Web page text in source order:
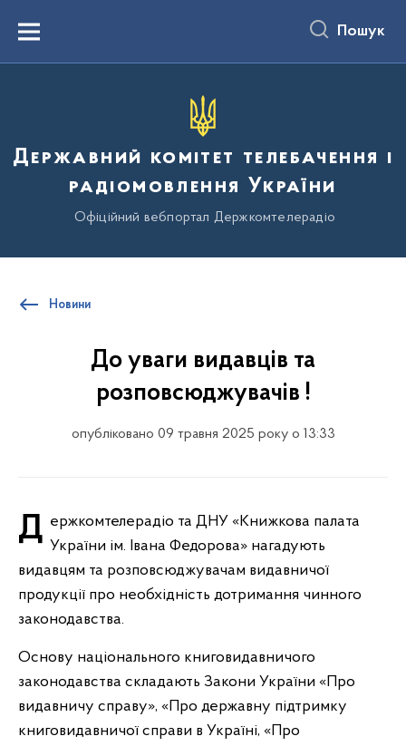
вмістуMenu Пошук
Державний комітет телебачення і
радіомовлення України
Офіційний вебпортал Держкомтелерадіо
Новини
До уваги видавців та
розповсюджувачів !
опубліковано 09 травня 2025 року о 13:33
Держкомтелерадіо та ДНУ «Книжкова палата України ім. Івана Федорова» нагадують
видавцям та розповсюджувачам видавничої
продукції про необхідність дотримання чинного
законодавства.
Основу національного книговидавничого
законодавства складають Закони України «Про
видавничу справу», «Про державну підтримку
книговидавничої справи в Україні, «Про